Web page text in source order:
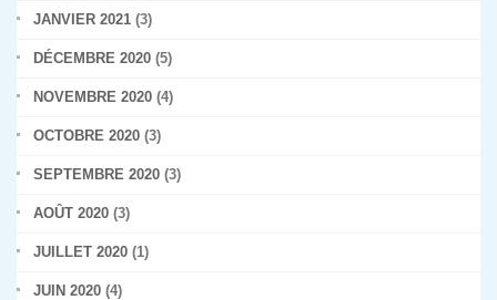
JANVIER 2021 (3)
DÉCEMBRE 2020 (5)
NOVEMBRE 2020 (4)
OCTOBRE 2020 (3)
SEPTEMBRE 2020 (3)
AOÛT 2020 (3)
JUILLET 2020 (1)
JUIN 2020 (4)